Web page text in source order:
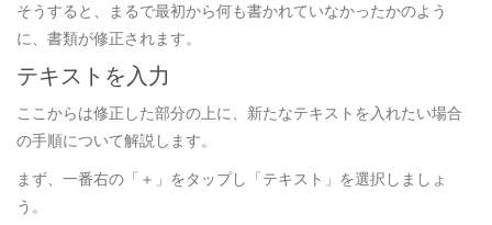
そうすると、まるで最初から何も書かれていなかったかのよう
に、書類が修正されます。
テキストを入力
ここからは修正した部分の上に、新たなテキストを入れたい場合
の手順について解説します。
まず、一番右の「＋」をタップし「テキスト」を選択しましょ
う。